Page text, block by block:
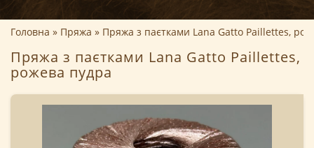
Головна Пряжа Пряжа з паєтками Lana Gatto Paillettes,
Пряжа з паєтками Lana Gatto Paillettes,
рожева пудра